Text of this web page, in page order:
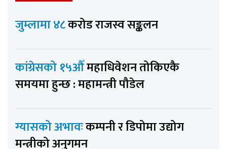
जुम्लामा ४८करोड राजस्व सङ्कलन
कांग्रेसको १५औँमहाधिवेशन तोकिएकै
समयमा हुन्छ : महामन्त्री पौडेल
ग्यासको अभावःकम्पनी र डिपोमा उद्योग
मन्त्रीको अनुगमन